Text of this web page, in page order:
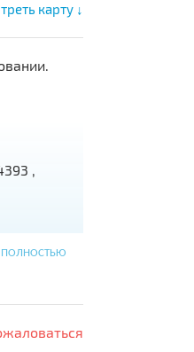
карту ↓
,
ПОЛНОСТЬЮ